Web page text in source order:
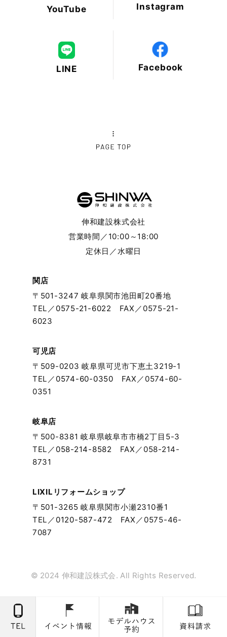
2024年11月
2024年10月
2024年2月
2024年1月
2023年10月
2023年8月
2023年7月
2023年6月
2023年5月
YouTube Instagram
LINE Facebook
伸和建設株式会社
営業時間／10:00～18:00
定休日／水曜日
関店
〒501-3247 岐阜県関市池田町20番地
TEL／ 0575-21-6022
FAX／0575-21-
6023
岐阜店
〒500-8381 岐阜県岐阜市市橋2丁目5-3
TEL／ 058-214-8582
FAX／058-214-
8731
可児店
〒509-0203 岐阜県可児市下恵土3219-1
TEL／ 0574-60-0350 FAX／0574-60-
0351
LIXILリフォームショップ
〒501-3265 岐阜県関市小瀬2310番1
TEL／ 0120-587-472
FAX／0575-46-
7087
© 2024 伸和建設株式会. All Rights Reserved.